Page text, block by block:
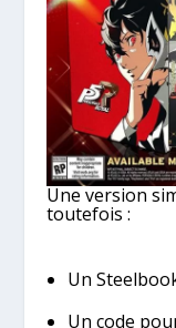
Une version
toutefois :
Un
Un code